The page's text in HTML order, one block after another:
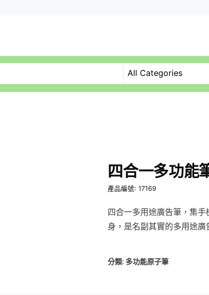
四合一多功能
產品編號: 17169
四合一多用途廣告筆，集
身，是名副其實的多用途
分類: 多功能原子筆